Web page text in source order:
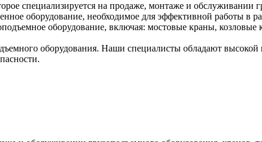
специализируется на продаже, монтаже и обслуживании
оборудование, необходимое для эффективной работы в
оборудование, включая: мостовые краны,
оборудования. Наши специалисты обладают высокой